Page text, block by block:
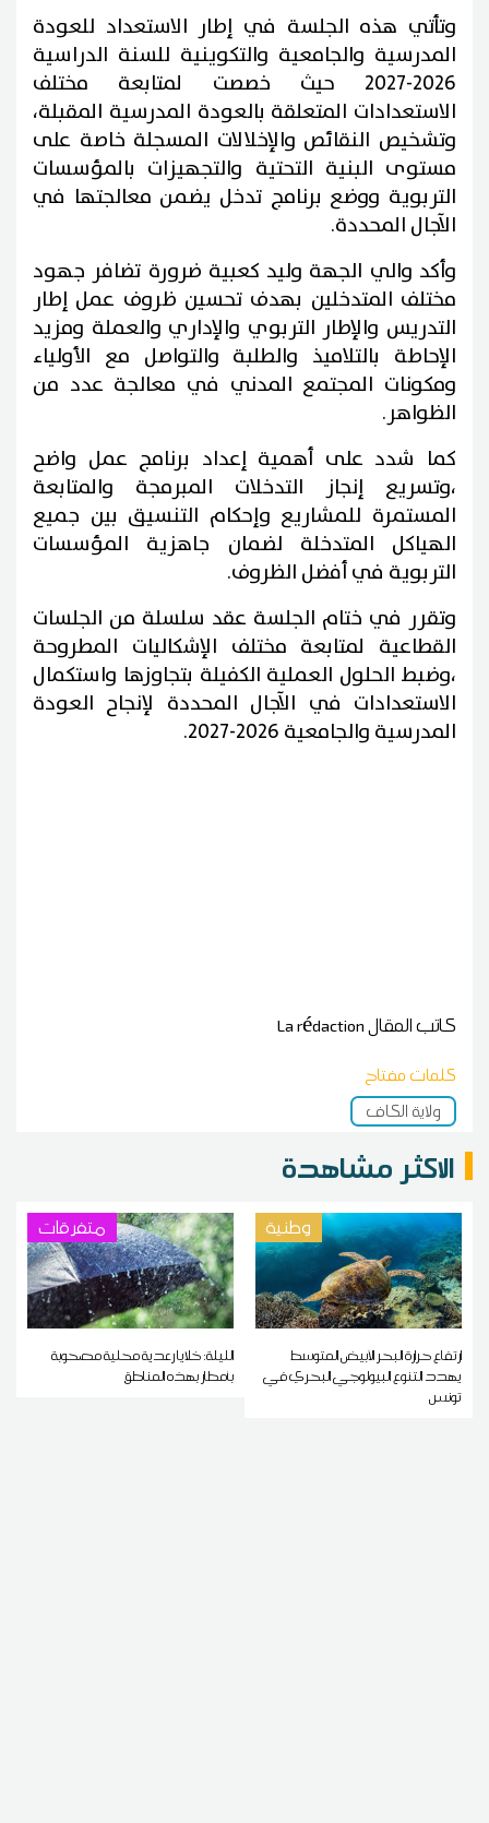
وتأتي هذه الجلسة في إطار الاستعداد للعودة
المدرسية والجامعية والتكوينية للسنة الدراسية
2026-2027 حيث خصصت لمتابعة مختلف
الاستعدادات المتعلقة بالعودة المدرسية المقبلة،
وتشخيص النقائص والإخلالات المسجلة خاصة على
مستوى البنية التحتية والتجهيزات بالمؤسسات
التربوية ووضع برنامج تدخل يضمن معالجتها في
الآجال المحددة.
وأكد والي الجهة وليد كعبية ضرورة تضافر جهود
مختلف المتدخلين بهدف تحسين ظروف عمل إطار
التدريس والإطار التربوي والإداري والعملة ومزيد
الإحاطة بالتلاميذ والطلبة والتواصل مع الأولياء
ومكونات المجتمع المدني في معالجة عدد من
الظواهر.
كما شدد على أهمية إعداد برنامج عمل واضح
،وتسريع إنجاز التدخلات المبرمجة والمتابعة
المستمرة للمشاريع وإحكام التنسيق بين جميع
الهياكل المتدخلة لضمان جاهزية المؤسسات
التربوية في أفضل الظروف.
وتقرر في ختام الجلسة عقد سلسلة من الجلسات
القطاعية لمتابعة مختلف الإشكاليات المطروحة
،وضبط الحلول العملية الكفيلة بتجاوزها واستكمال
الاستعدادات في الآجال المحددة لإنجاح العودة
المدرسية والجامعية 2026-2027.
كاتب المقالLa rédaction
كلمات مفتاح
ولاية الكاف
الاكثر مشاهدة
وطنية
ارتفاع حرارة البحر الأبيض المتوسط
يهدد التنوع البيولوجي البحري في
تونس
متفرقات
الليلة: خلايا رعدية محلية مصحوبة
بأمطار بهذه المناطق